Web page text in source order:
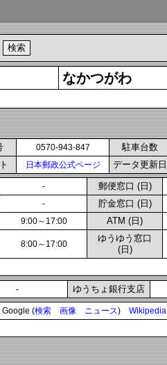
なかつがわ
0570-943-847 駐車台数
日本郵政公式ページ データ更新日
- 郵便窓口 (日)
- 貯金窓口 (日)
9:00～17:00 ATM (日)
8:00～17:00
ゆうゆう窓口
(日)
- ゆうちょ銀行支店
Google (検索 画像 ニュース) Wikipedia